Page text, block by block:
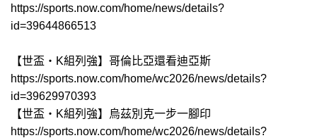
https://sports.now.com/home/news/details?
id=39644866513
【世盃‧K組列強】哥倫比亞還看迪亞斯
https://sports.now.com/home/wc2026/news/details?
id=39629970393
【世盃‧K組列強】烏茲別克一步一腳印
https://sports.now.com/home/wc2026/news/details?